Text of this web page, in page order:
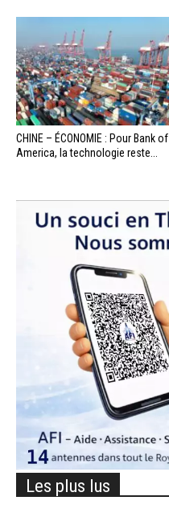
CHINE – ÉCONOMIE : Pour Bank of
America, la technologie reste...
Les plus lus